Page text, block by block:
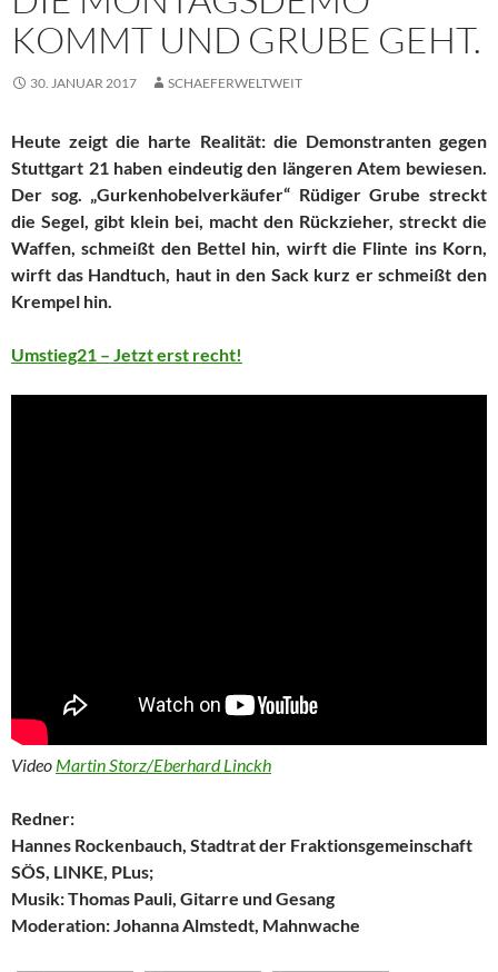
KOMMT UND GRUBE GEHT.
30. JANUAR 2017 SCHAEFERWELTWEIT
Heute zeigt die harte Realität: die Demonstranten gegen
Stuttgart 21 haben eindeutig den längeren Atem bewiesen.
Der sog. „Gurkenhobelverkäufer“ Rüdiger Grube streckt
die Segel, gibt klein bei, macht den Rückzieher, streckt die
Waffen, schmeißt den Bettel hin, wirft die Flinte ins Korn,
wirft das Handtuch, haut in den Sack kurz er schmeißt den
Krempel hin.
Umstieg21 – Jetzt erst recht!
Video Martin Storz/Eberhard Linckh
Redner:
Hannes Rockenbauch, Stadtrat der Fraktionsgemeinschaft
SÖS, LINKE, PLus;
Musik: Thomas Pauli, Gitarre und Gesang
Moderation: Johanna Almstedt, Mahnwache